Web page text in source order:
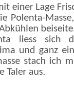
einer Lage
Polenta-
liess sich
und ganz
stach ich
Taler aus.